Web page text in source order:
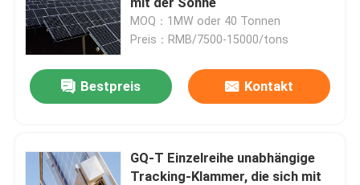
MOQ：1MW oder 40 Tonnen
Preis：RMB/7500-15000/tons
Bestpreis Kontakt
GQ-T Einzelreihe unabhängige
Tracking-Klammer, die sich mit